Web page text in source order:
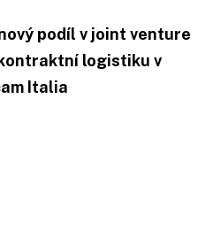
podíl v joint venture
logistiku v
Italia